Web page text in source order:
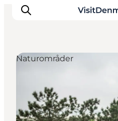
Inspiration
Destinationer
Oplevelser
Naturområder